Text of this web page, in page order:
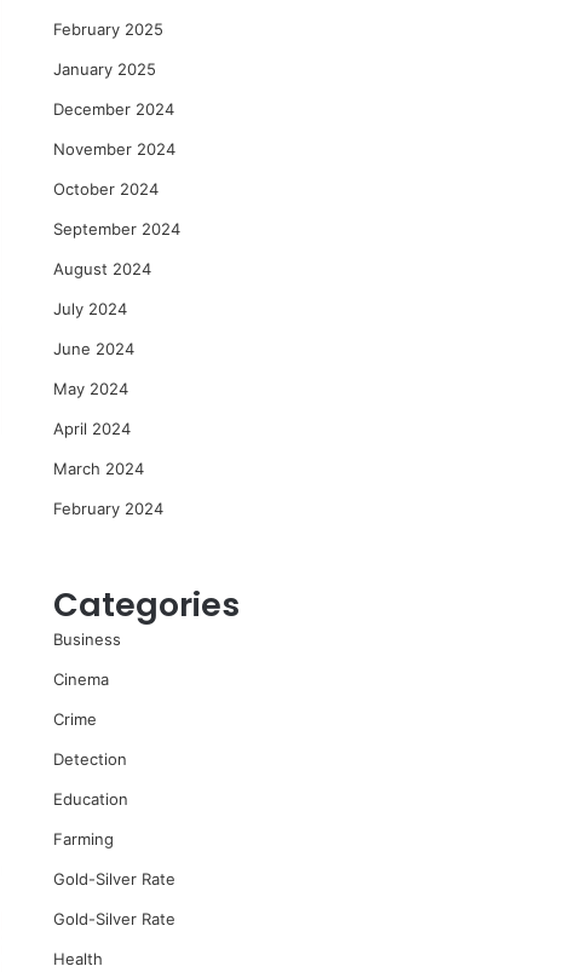
February 2025
January 2025
December 2024
November 2024
October 2024
September 2024
August 2024
July 2024
June 2024
May 2024
April 2024
March 2024
February 2024
Categories
Business
Cinema
Crime
Detection
Education
Farming
Gold-Silver Rate
Gold-Silver Rate
Health